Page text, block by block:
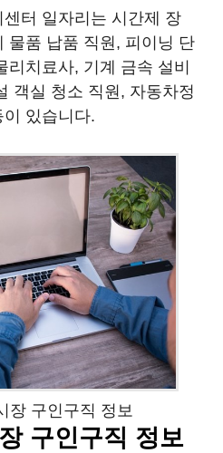
터 일자리는 시간제 장
물품 납품 직원, 피이닝 단
치료사, 기계 금속 설비
객실 청소 직원, 자동차정
있습니다.
장 구인구직 정보
구인구직 정보